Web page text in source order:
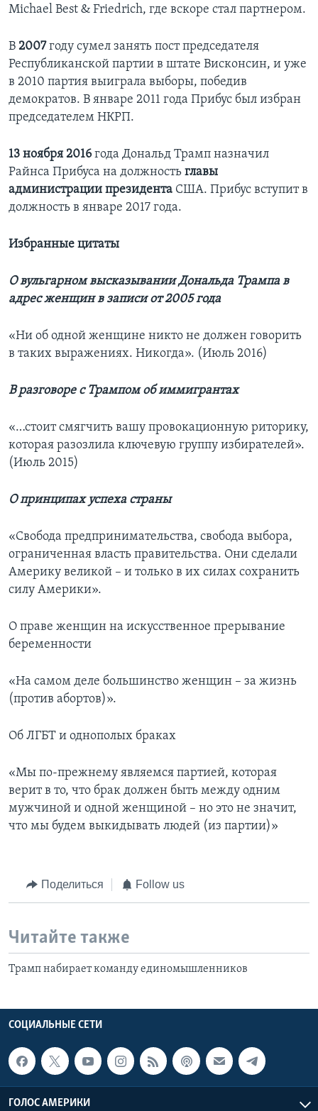
Michael Best & Friedrich, где вскоре стал партнером.
В 2007 году сумел занять пост председателя
Республиканской партии в штате Висконсин, и уже
в 2010 партия выиграла выборы, победив
демократов. В январе 2011 года Прибус был избран
председателем НКРП.
13 ноября 2016года Дональд Трамп назначил
Райнса Прибуса на должность главы
администрации президента США. Прибус вступит в
должность в январе 2017 года.
Избранные цитаты
О вульгарном высказывании Дональда Трампа в
адрес женщин в записи от 2005 года
«Ни об одной женщине никто не должен говорить
в таких выражениях. Никогда». (Июль 2016)
В разговоре с Трампом об иммигрантах
«…стоит смягчить вашу провокационную риторику,
которая разозлила ключевую группу избирателей».
(Июль 2015)
О принципах успеха страны
«Свобода предпринимательства, свобода выбора,
ограниченная власть правительства. Они сделали
Америку великой – и только в их силах сохранить
силу Америки».
О праве женщин на искусственное прерывание
беременности
«На самом деле большинство женщин – за жизнь
(против абортов)».
Об ЛГБТ и однополых браках
«Мы по-прежнему являемся партией, которая
верит в то, что брак должен быть между одним
мужчиной и одной женщиной – но это не значит,
что мы будем выкидывать людей (из партии)»
Поделиться Follow us
Читайте также
Трамп набирает команду единомышленников
СОЦИАЛЬНЫЕ СЕТИ
ГОЛОС АМЕРИКИ